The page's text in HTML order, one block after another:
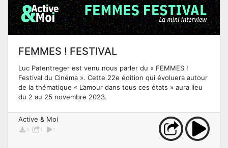
FEMMES ! FESTIVAL
Luc Patentreger est venu nous parler du « FEMMES !
Festival du Cinéma ». Cette 22e édition qui évoluera autour
de la thématique « L’amour dans tous ces états » aura lieu
du 2 au 25 novembre 2023.
Active & Moi
0 1 1